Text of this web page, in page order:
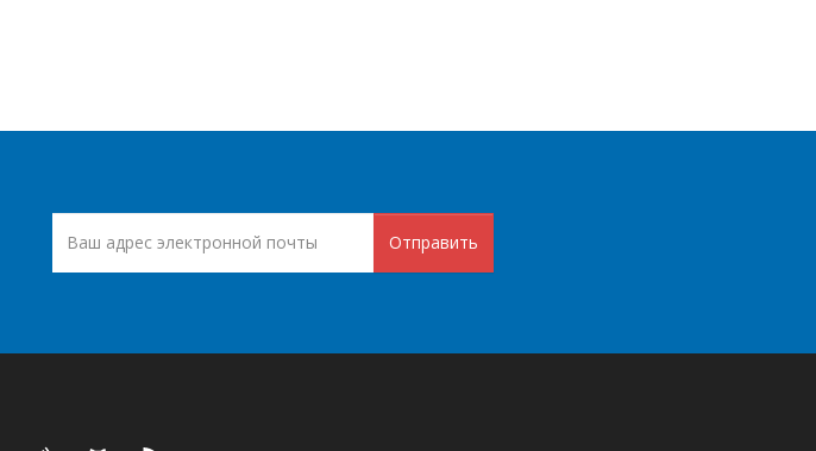
Отправить